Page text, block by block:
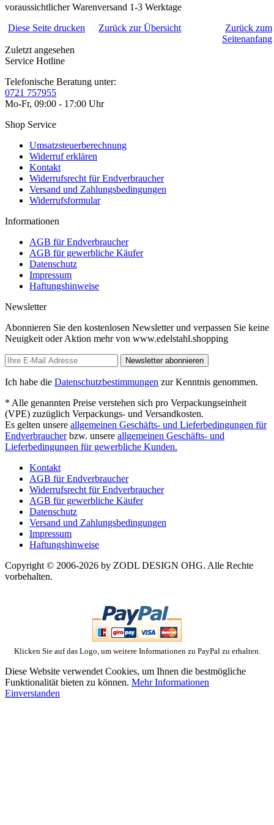
voraussichtlicher Warenversand 1-3 Werktage
Diese Seite drucken
Zurück zur Übersicht
Zurück zum
Seitenanfang
Zuletzt angesehen
Service Hotline
Telefonische Beratung unter:
0721 757955
Mo-Fr, 09:00 - 17:00 Uhr
Shop Service
Umsatzsteuerberechnung
Widerruf erklären
Kontakt
Widerrufsrecht für Endverbraucher
Versand und Zahlungsbedingungen
Widerrufsformular
Informationen
AGB für Endverbraucher
AGB für gewerbliche Käufer
Datenschutz
Impressum
Haftungshinweise
Newsletter
Abonnieren Sie den kostenlosen Newsletter und verpassen Sie keine
Neuigkeit oder Aktion mehr von www.edelstahl.shopping
Newsletter abonnieren
Ich habe die Datenschutzbestimmungen zur Kenntnis genommen.
* Alle genannten Preise verstehen sich pro Verpackungseinheit
(VPE) zuzüglich Verpackungs- und Versandkosten.
Es gelten unsere allgemeinen Geschäfts- und Lieferbedingungen für
Endverbraucherbzw. unsere allgemeinen Geschäfts- und
Lieferbedingungen für gewerbliche Kunden.
Kontakt
AGB für Endverbraucher
Widerrufsrecht für Endverbraucher
AGB für gewerbliche Käufer
Datenschutz
Versand und Zahlungsbedingungen
Impressum
Haftungshinweise
Copyright © 2006-2026 by ZODL DESIGN OHG. Alle Rechte
vorbehalten.
Klicken Sie auf das Logo, um weitere Informationen zu PayPal zu erhalten.
Diese Website verwendet Cookies, um Ihnen die bestmögliche
Funktionalität bieten zu können. Mehr Informationen
Einverstanden